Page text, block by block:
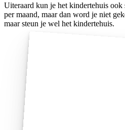
Uiteraard kun je het kindertehuis ook
per maand, maar dan word je niet
maar steun je wel het kindertehuis.